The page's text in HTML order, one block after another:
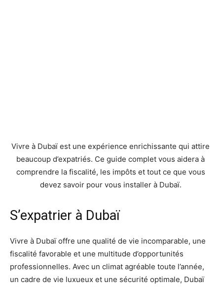
Vivre à Dubaï est une expérience enrichissante qui attire
beaucoup d’expatriés. Ce guide complet vous aidera à
comprendre la fiscalité, les impôts et tout ce que vous
devez savoir pour vous installer à Dubaï.
S’expatrier à Dubaï
Vivre à Dubaï offre une qualité de vie incomparable, une
fiscalité favorable et une multitude d’opportunités
professionnelles. Avec un climat agréable toute l’année,
un cadre de vie luxueux et une sécurité optimale, Dubaï